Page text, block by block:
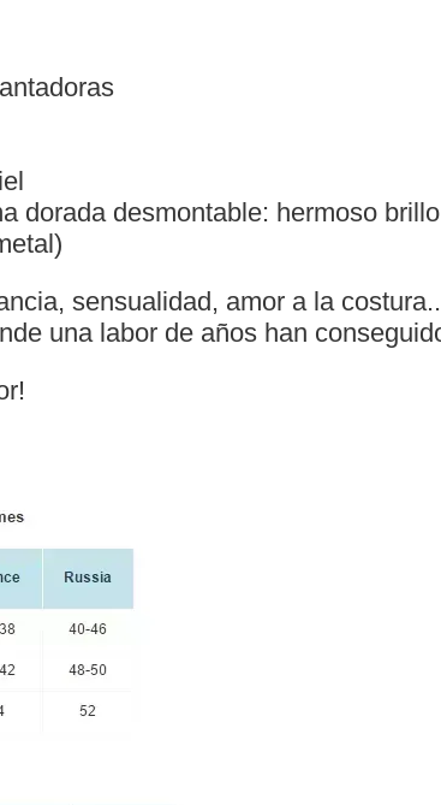
dorada desmontable: hermoso
sensualidad, amor a la
una labor de años han